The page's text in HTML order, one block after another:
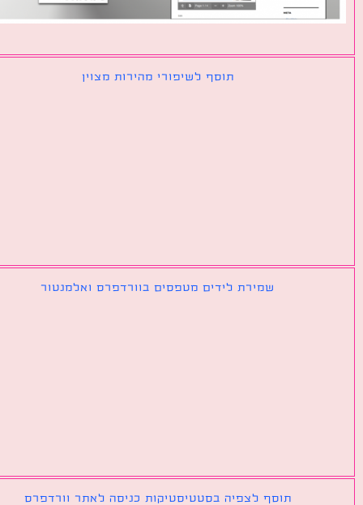
תוסף לשיפורי מהירות מצוין
שמירת לידים מטפסים בוורדפרס ואלמנטור
תוסף לצפיה בסטטיסטיקות כניסה לאתר וורדפרס